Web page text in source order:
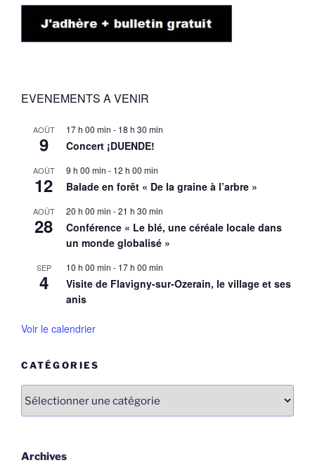
EVENEMENTS A VENIR
AOÛT
9
17 h 00 min - 18 h 30 min
Concert ¡DUENDE!
AOÛT
12
9 h 00 min - 12 h 00 min
Balade en forêt « De la graine à l’arbre »
AOÛT
28
20 h 00 min -21 h 30 min
Conférence « Le blé, une céréale locale dans
un monde globalisé »
SEP
4
10 h 00 min - 17 h 00 min
Visite de Flavigny-sur-Ozerain, le village et ses
anis
Voir le calendrier
CATÉGORIES
Archives